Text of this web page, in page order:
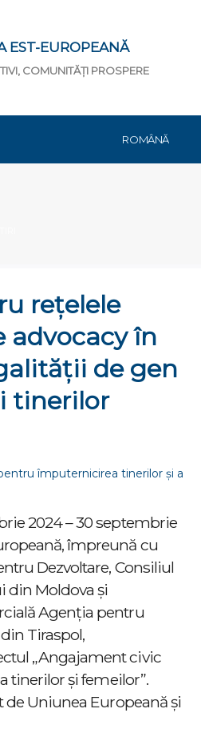
EST-EUROPEANĂ
COMUNITĂȚI PROSPERE
ROMÂNĂ
rețelele
advocacy în
de gen
tinerilor
împuternicirea tinerilor și a
2024 – 30 septembrie
împreună cu
Dezvoltare, Consiliul
din Moldova și
Agenția pentru
Tiraspol,
„Angajament civic
tinerilor și femeilor”.
Uniunea Europeană și